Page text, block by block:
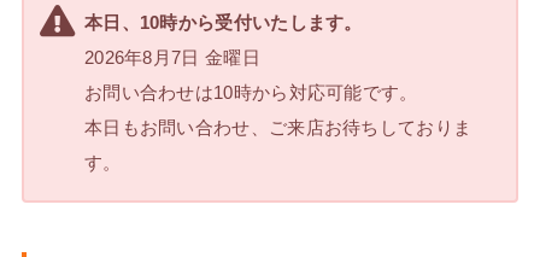
本日、10時から受付いたします。
2026年8月7日 金曜日
お問い合わせは10時から対応可能です。
本日もお問い合わせ、ご来店お待ちしておりま
す。